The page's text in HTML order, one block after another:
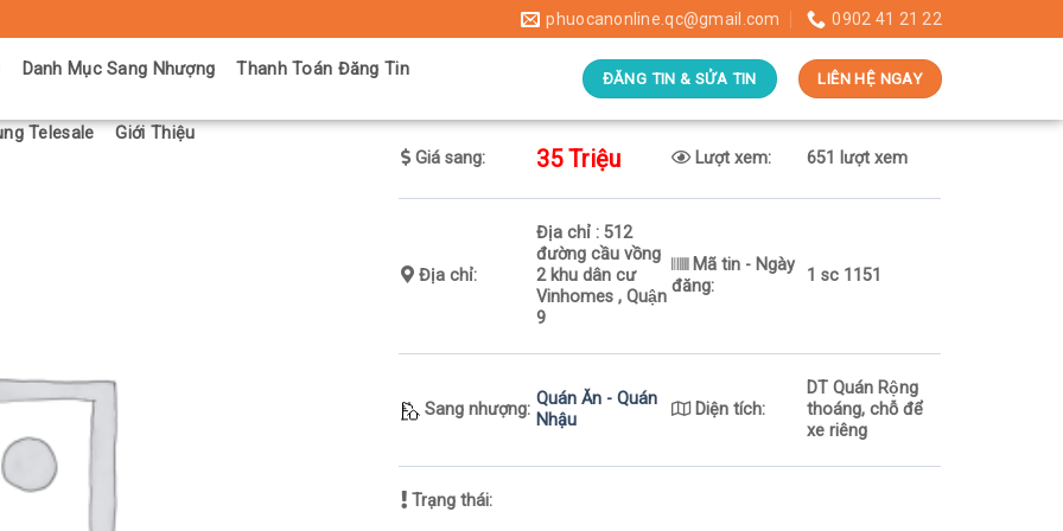
phuocanonline.qc@gmail.com 0902 41 21 22
Danh Mục Sang Nhượng Thanh Toán Đăng Tin
Telesale Giới Thiệu
ĐĂNG TIN & SỬA TIN LIÊN HỆ NGAY
Giá sang: 35 Triệu Lượt xem: 651 lượt xem
Địa chỉ:
Địa chỉ : 512
đường cầu vồng
2 khu dân cư
Vinhomes , Quận
9
Mã tin - Ngày
đăng:
1 sc 1151
Sang nhượng:
Quán Ăn - Quán
Nhậu
Diện tích:
DT Quán Rộng
thoáng, chỗ để
xe riêng
Trạng thái: